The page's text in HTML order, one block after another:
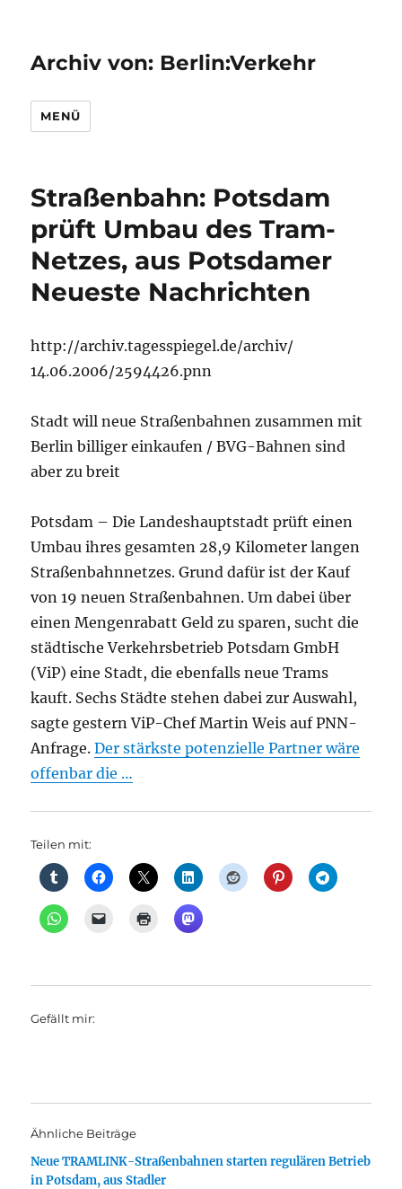
Archiv von: Berlin:Verkehr
MENÜ
Straßenbahn: Potsdam
prüft Umbau des Tram-
Netzes, aus Potsdamer
Neueste Nachrichten
http://archiv.tagesspiegel.de/archiv/
14.06.2006/2594426.pnn
Stadt will neue Straßenbahnen zusammen mit
Berlin billiger einkaufen / BVG-Bahnen sind
aber zu breit
Potsdam – Die Landeshauptstadt prüft einen
Umbau ihres gesamten 28,9 Kilometer langen
Straßenbahnnetzes. Grund dafür ist der Kauf
von 19 neuen Straßenbahnen. Um dabei über
einen Mengenrabatt Geld zu sparen, sucht die
städtische Verkehrsbetrieb Potsdam GmbH
(ViP) eine Stadt, die ebenfalls neue Trams
kauft. Sechs Städte stehen dabei zur Auswahl,
sagte gestern ViP-Chef Martin Weis auf PNN-
Anfrage.Der stärkste potenzielle Partner wäre
offenbar die …
Teilen mit:
Gefällt mir:
Ähnliche Beiträge
Neue TRAMLINK-Straßenbahnen starten regulären Betrieb
in Potsdam, aus Stadler